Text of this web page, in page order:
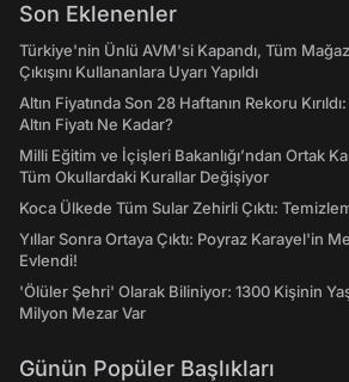
Son Eklenenler
Türkiye'nin Ünlü AVM'si Kapandı, Tüm
Çıkışını Kullananlara Uyarı Yapıldı
Altın Fiyatında Son 28 Haftanın Rekoru
Altın Fiyatı Ne Kadar?
Milli Eğitim ve İçişleri Bakanlığı’ndan Ortak
Tüm Okullardaki Kurallar Değişiyor
Koca Ülkede Tüm Sular Zehirli Çıktı:
Yıllar Sonra Ortaya Çıktı: Poyraz Karayel'in
Evlendi!
'Ölüler Şehri' Olarak Biliniyor: 1300 Kişinin
Milyon Mezar Var
Günün Popüler Başlıkları